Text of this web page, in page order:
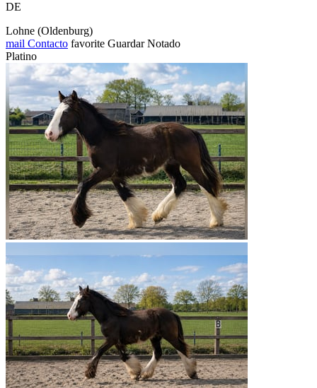
DE
Lohne (Oldenburg)
mail Contacto favorite Guardar Notado
Platino